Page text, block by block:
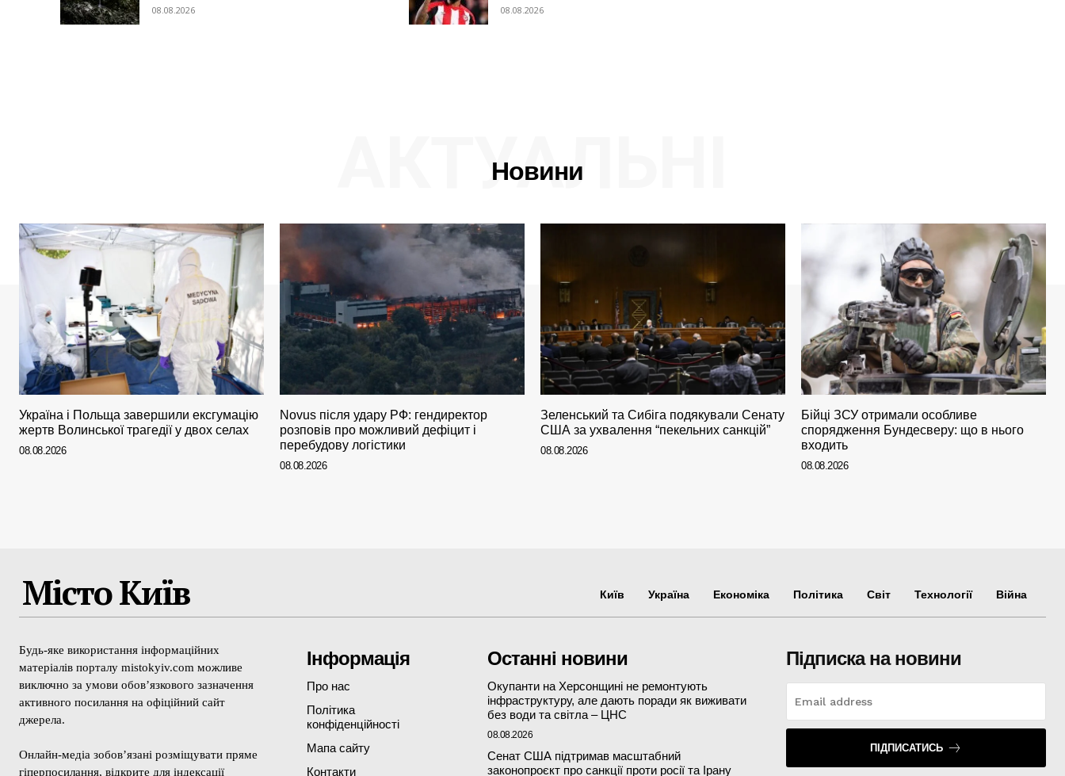
08.08.2026 08.08.2026
Новини
АКТУАЛЬНІ
Україна і Польща завершили ексгумацію
жертв Волинської трагедії у двох селах
08.08.2026
Novus після удару РФ: гендиректор
розповів про можливий дефіцит і
перебудову логістики
08.08.2026
Зеленський та Сибіга подякували Сенату
США за ухвалення “пекельних санкцій”
08.08.2026
Бійці ЗСУ отримали особливе
спорядження Бундесверу: що в нього
входить
08.08.2026
Місто Київ Київ Україна Економіка Політика Світ Технології Війна
Будь-яке використання інформаційних
матеріалів порталу mistokyiv.com можливе
виключно за умови обов’язкового зазначення
активного посилання на офіційний сайт
джерела.
Онлайн-медіа зобов’язані розміщувати пряме
гіперпосилання, відкрите для індексації
Інформація
Про нас
Політика
конфіденційності
Мапа сайту
Контакти
Останні новини
Окупанти на Херсонщині не ремонтують
інфраструктуру, але дають поради як виживати
без води та світла – ЦНС
08.08.2026
Сенат США підтримав масштабний
законопроєкт про санкції проти росії та Ірану
Підписка на новини
ПІДПИСАТИСЬ